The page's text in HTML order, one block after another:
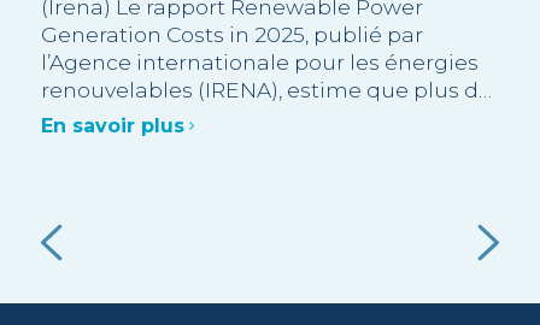
(Irena) Le rapport Renewable Power
Generation Costs in 2025, publié par
l’Agence internationale pour les énergies
renouvelables (IRENA), estime que plus de
90 % des capacités renouvelables à
l’échelle industrielle ajoutées en 2025
En savoir plus